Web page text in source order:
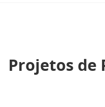
Projetos de